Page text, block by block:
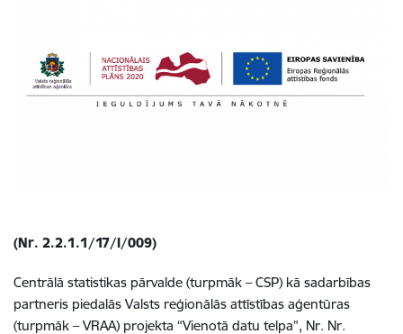
(Nr. 2.2.1.1/17/I/009)
Centrālā statistikas pārvalde (turpmāk – CSP) kā sadarbības
partneris piedalās Valsts reģionālās attīstības aģentūras
(turpmāk – VRAA) projekta “Vienotā datu telpa”, Nr. Nr.